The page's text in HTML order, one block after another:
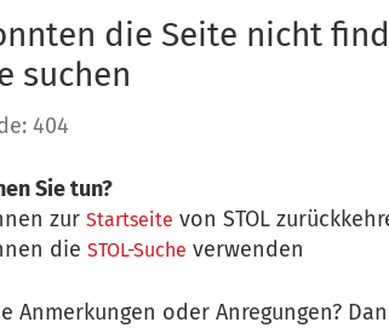
die Seite nicht
suchen
404
Sie tun?
zurStartseite von STOL
dieSTOL-Suche verwenden
Anmerkungen oder Anregungen?